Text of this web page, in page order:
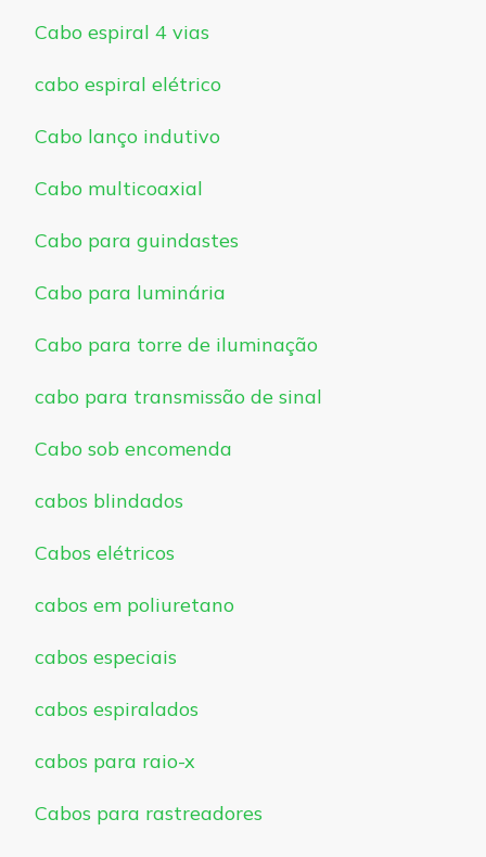
Cabo espiral 4 vias
cabo espiral elétrico
Cabo lanço indutivo
Cabo multicoaxial
Cabo para guindastes
Cabo para luminária
Cabo para torre de iluminação
cabo para transmissão de sinal
Cabo sob encomenda
cabos blindados
Cabos elétricos
cabos em poliuretano
cabos especiais
cabos espiralados
cabos para raio-x
Cabos para rastreadores